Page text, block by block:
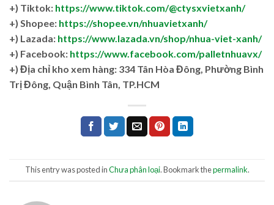
+) Tiktok: https://www.tiktok.com/@ctysxvietxanh/
+) Shopee: https://shopee.vn/nhuavietxanh/
+) Lazada: https://www.lazada.vn/shop/nhua-viet-xanh/
+) Facebook: https://www.facebook.com/palletnhuavx/
+) Địa chỉ kho xem hàng: 334 Tân Hòa Đông, Phường Bình
Trị Đông, Quận Bình Tân, TP.HCM
This entry was posted inChưa phân loại. Bookmark thepermalink.